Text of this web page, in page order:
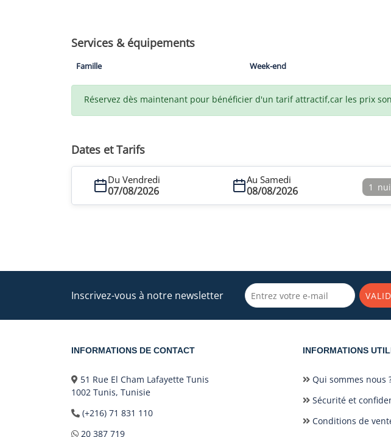
Services & équipements
Famille Week-end
Réservez dès maintenant pour bénéficier d'un tarif attractif,car les prix
Dates et Tarifs
Du Vendredi
07/08/2026
Au Samedi
08/08/2026 1
Inscrivez-vous à notre newsletter
INFORMATIONS DE CONTACT
51 Rue El Cham Lafayette Tunis
1002 Tunis, Tunisie
(+216) 71 831 110
20 387 719
INFORMATIONS
Qui sommes nous
Sécurité et
Conditions de